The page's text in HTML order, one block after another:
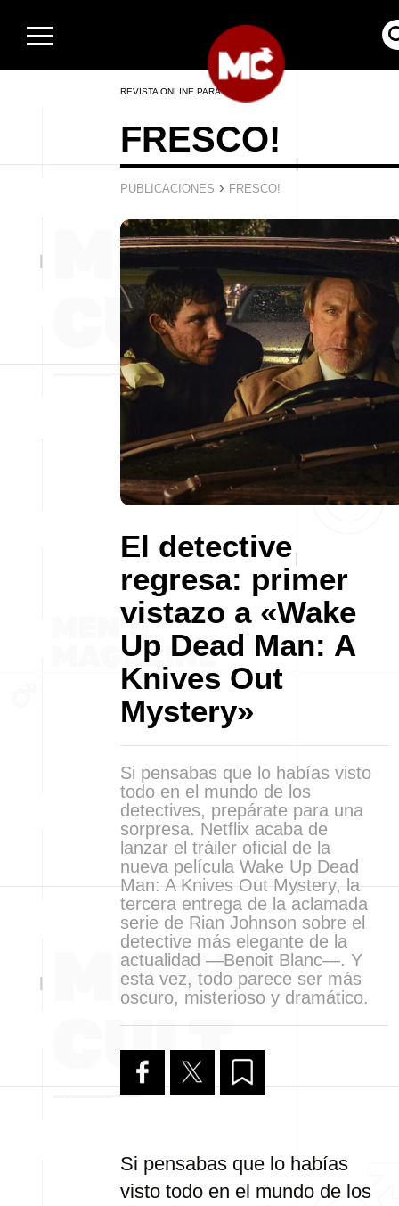
REVISTA ONLINE PARA HOMBRES
FRESCO!
PUBLICACIONES › FRESCO!
El detective
regresa: primer
vistazo a «Wake
Up Dead Man: A
Knives Out
Mystery»
Si pensabas que lo habías visto
todo en el mundo de los
detectives, prepárate para una
sorpresa. Netflix acaba de
lanzar el tráiler oficial de la
nueva película Wake Up Dead
Man: A Knives Out Mystery, la
tercera entrega de la aclamada
serie de Rian Johnson sobre el
detective más elegante de la
actualidad —Benoit Blanc—. Y
esta vez, todo parece ser más
oscuro, misterioso y dramático.
Si pensabas que lo habías
visto todo en el mundo de los